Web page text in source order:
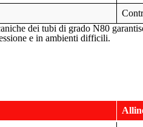
dei tubi di grado N80
e in ambienti difficili.